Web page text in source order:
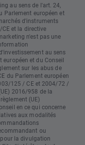
au sens de l'art. 24,
Parlement européen et
d'instruments
et la directive
n'est pas une
au sens
et du Conseil
sur les abus de
du Parlement européen
125 / CE et 2004/72 /
2016/958 de la
(UE)
en ce qui concerne
aux modalités
ou
la divulgation